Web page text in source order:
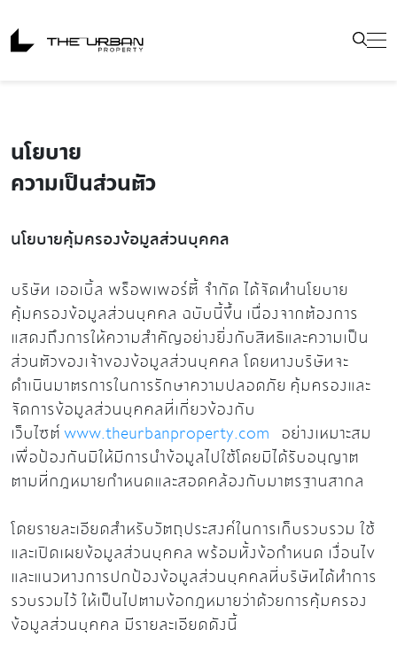
นโยบาย
ความเป็นส่วนตัว
นโยบายคุ้มครองข้อมูลส่วนบุคคล
บริษัท เออเบิ้ล พร็อพเพอร์ตี้ จำกัด ได้จัดทำนโยบาย
คุ้มครองข้อมูลส่วนบุคคล ฉบับนี้ขึ้น เนื่องจากต้องการ
แสดงถึงการให้ความสำคัญอย่างยิ่งกับสิทธิและความเป็น
ส่วนตัวของเจ้าของข้อมูลส่วนบุคคล โดยทางบริษัทจะ
ดำเนินมาตรการในการรักษาความปลอดภัย คุ้มครองและ
จัดการข้อมูลส่วนบุคคลที่เกี่ยวข้องกับ
เว็บไซต์ www.theurbanproperty.com อย่างเหมาะสม
เพื่อป้องกันมิให้มีการนำข้อมูลไปใช้โดยมิได้รับอนุญาต
ตามที่กฎหมายกำหนดและสอดคล้องกับมาตรฐานสากล
โดยรายละเอียดสำหรับวัตถุประสงค์ในการเก็บรวบรวม ใช้
และเปิดเผยข้อมูลส่วนบุคคล พร้อมทั้งข้อกำหนด เงื่อนไข
และแนวทางการปกป้องข้อมูลส่วนบุคคลที่บริษัทได้ทำการ
รวบรวมไว้ ให้เป็นไปตามข้อกฎหมายว่าด้วยการคุ้มครอง
ข้อมูลส่วนบุคคล มีรายละเอียดดังนี้